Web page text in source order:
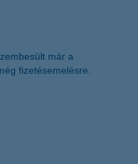
már a
fizetésemelésre.